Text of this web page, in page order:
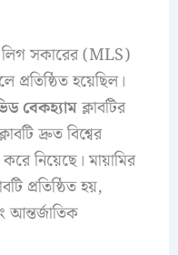
সকারের (MLS)
প্রতিষ্ঠিত হয়েছিল।
বেকহ্যামক্লাবটির
দ্রুত বিশ্বের
নিয়েছে। মায়ামির
প্রতিষ্ঠিত হয়,
আন্তর্জাতিক